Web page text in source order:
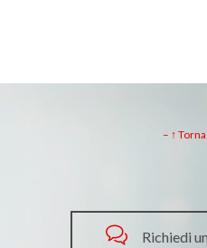
– ↑
 Richiedi